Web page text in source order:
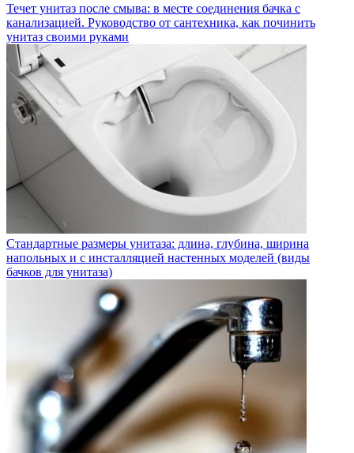
Течет унитаз после смыва: в месте соединения бачка с
канализацией. Руководство от сантехника, как починить
унитаз своими руками
Стандартные размеры унитаза: длина, глубина, ширина
напольных и с инсталляцией настенных моделей (виды
бачков для унитаза)